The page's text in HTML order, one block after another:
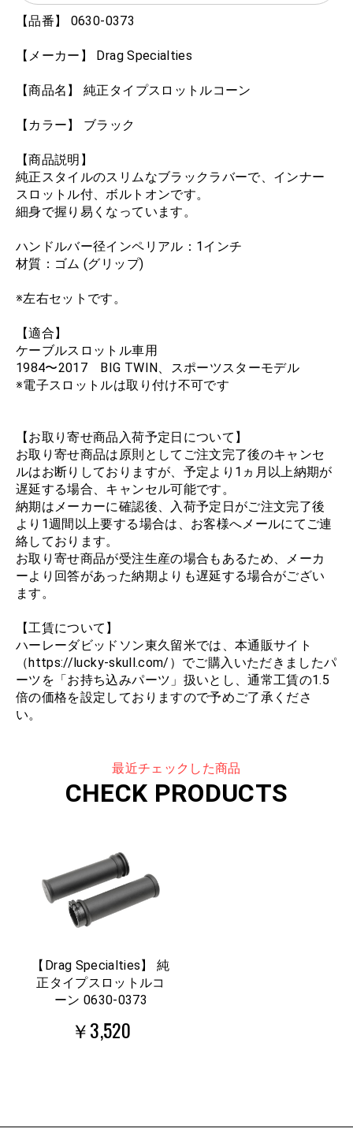
【品番】 0630-0373
【メーカー】 Drag Specialties
【商品名】 純正タイプスロットルコーン
【カラー】 ブラック
【商品説明】
純正スタイルのスリムなブラックラバーで、インナー
スロットル付、ボルトオンです。
細身で握り易くなっています。
ハンドルバー径インペリアル：1インチ
材質：ゴム (グリップ)
※左右セットです。
【適合】
ケーブルスロットル車用
1984〜2017 BIG TWIN、スポーツスターモデル
※電子スロットルは取り付け不可です
【お取り寄せ商品入荷予定日について】
お取り寄せ商品は原則としてご注文完了後のキャンセ
ルはお断りしておりますが、予定より1ヵ月以上納期が
遅延する場合、キャンセル可能です。
納期はメーカーに確認後、入荷予定日がご注文完了後
より1週間以上要する場合は、お客様へメールにてご連
絡しております。
お取り寄せ商品が受注生産の場合もあるため、メーカ
ーより回答があった納期よりも遅延する場合がござい
ます。
【工賃について】
ハーレーダビッドソン東久留米では、本通販サイト
（https://lucky-skull.com/）でご購入いただきましたパ
ーツを「お持ち込みパーツ」扱いとし、通常工賃の1.5
倍の価格を設定しておりますので予めご了承くださ
い。
最近チェックした商品
CHECK PRODUCTS
【Drag Specialties】 純
正タイプスロットルコ
ーン 0630-0373
￥3,520